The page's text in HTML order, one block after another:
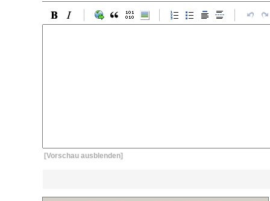
[Vorschau ausblenden]